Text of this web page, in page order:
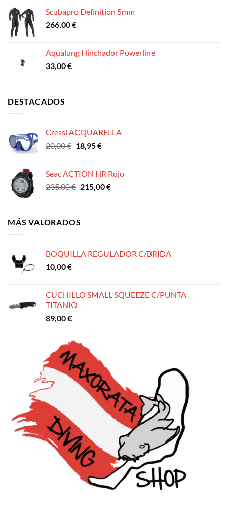
Scubapro Definition 5mm
266,00€
Aqualung Hinchador Powerline
33,00€
DESTACADOS
Cressi ACQUARELLA
20,00€ El
era:
20,00 €.
18,95€El
es:
18,95 €.
Seac ACTION HR Rojo
235,00€ El
era:
215,00€El
MÁS VALORADOS
BOQUILLA REGULADOR C/BRIDA
10,00€
CUCHILLO SMALL SQUEEZE C/PUNTA
TITANIO
89,00€